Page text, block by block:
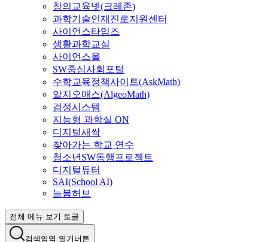
창의교육넷(크레존)
과학기술인재진로지원센터
사이언스타임즈
생활과학교실
사이언스올
SW중심사회포털
수학교육정책사이트(AskMath)
알지오매스(AlgeoMath)
검정시스템
지능형 과학실 ON
디지털새싹
찾아가는 학교 연수
청소년SW동행프로젝트
디지털튜터
SAI(School AI)
늘봄허브
전체 메뉴 보기 토글
검색영역 열기버튼